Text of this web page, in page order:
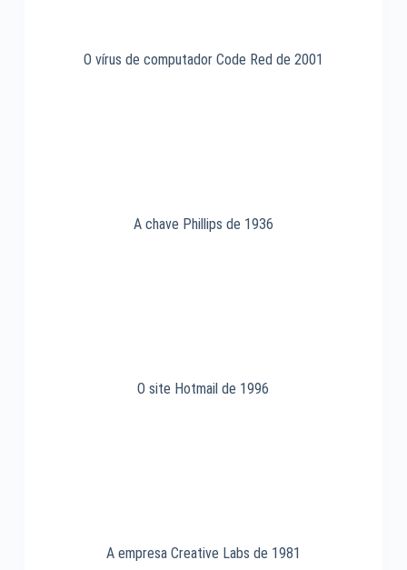
O vírus de computador Code Red de 2001
A chave Phillips de 1936
O site Hotmail de 1996
A empresa Creative Labs de 1981